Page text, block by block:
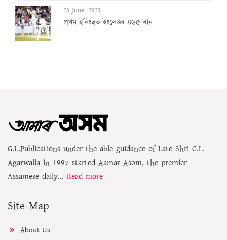
23 June, 2025
প্ৰথম ইনিংছত ইংলেণ্ডৰ ৪৬৫ ৰান
G.L.Publications under the able guidance of Late Shri G.L.
Agarwalla in 1997 started Aamar Asom, the premier
Assamese daily... Read more
Site Map
About Us